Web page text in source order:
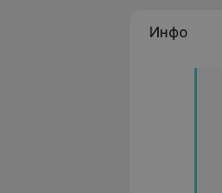
Инфо